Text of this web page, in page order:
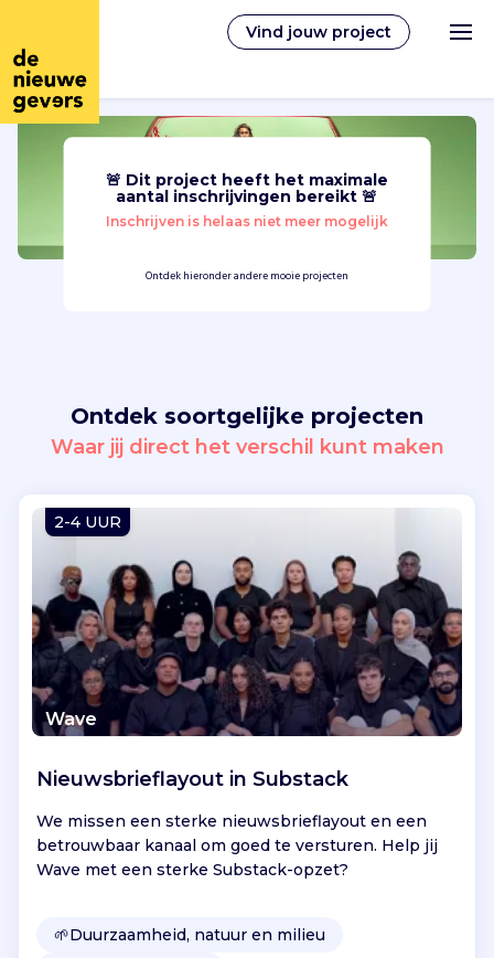
Vind jouw project
Nederlands
Vrijwilligerswerk
Vind jouw project
Inloggen
🚨 Dit project heeft het maximale
aantal inschrijvingen bereikt 🚨
Inschrijven is helaas niet meer mogelijk
Ontdek hieronder andere mooie projecten
Ontdek soortgelijke projecten
Waar jij direct het verschil kunt maken
2-4 UUR
Wave
Nieuwsbrieflayout in Substack
We missen een sterke nieuwsbrieflayout en een
betrouwbaar kanaal om goed te versturen. Help jij
Wave met een sterke Substack-opzet?
🌱Duurzaamheid, natuur en milieu